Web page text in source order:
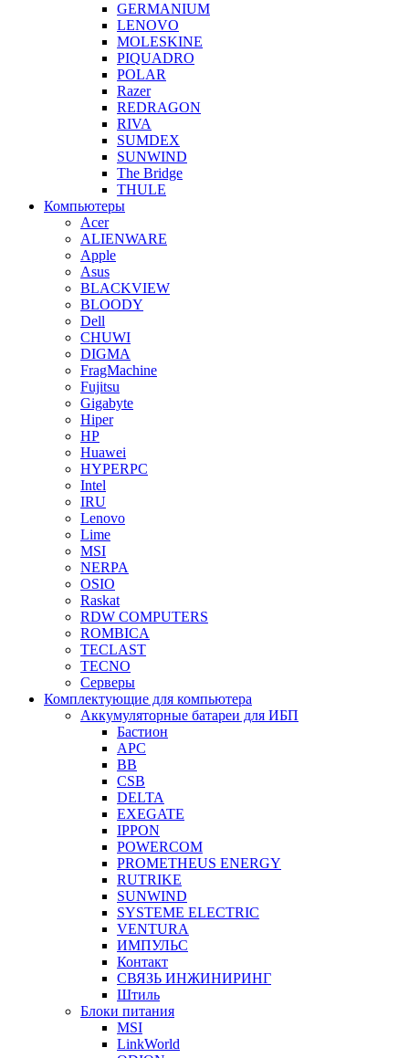
GERMANIUM
LENOVO
MOLESKINE
PIQUADRO
POLAR
Razer
REDRAGON
RIVA
SUMDEX
SUNWIND
The Bridge
THULE
Компьютеры
Acer
ALIENWARE
Apple
Asus
BLACKVIEW
BLOODY
Dell
CHUWI
DIGMA
FragMachine
Fujitsu
Gigabyte
Hiper
HP
Huawei
HYPERPC
Intel
IRU
Lenovo
Lime
MSI
NERPA
OSIO
Raskat
RDW COMPUTERS
ROMBICA
TECLAST
TECNO
Серверы
Комплектующие для компьютера
Аккумуляторные батареи для ИБП
Бастион
APC
BB
CSB
DELTA
EXEGATE
IPPON
POWERCOM
PROMETHEUS ENERGY
RUTRIKE
SUNWIND
SYSTEME ELECTRIC
VENTURA
ИМПУЛЬС
Контакт
СВЯЗЬ ИНЖИНИРИНГ
Штиль
Блоки питания
MSI
LinkWorld